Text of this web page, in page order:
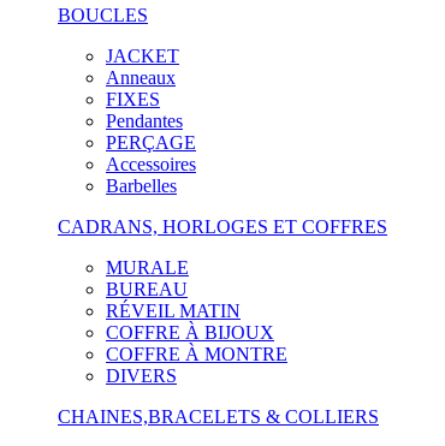
BOUCLES
JACKET
Anneaux
FIXES
Pendantes
PERÇAGE
Accessoires
Barbelles
CADRANS, HORLOGES ET COFFRES
MURALE
BUREAU
RÉVEIL MATIN
COFFRE À BIJOUX
COFFRE À MONTRE
DIVERS
CHAINES,BRACELETS & COLLIERS